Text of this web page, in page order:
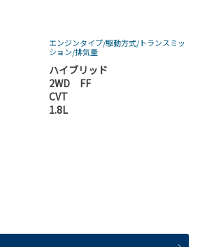
エンジンタイプ/駆動方式/トランスミッ
ション/排気量
ハイブリッド
2WD FF
CVT
1.8L